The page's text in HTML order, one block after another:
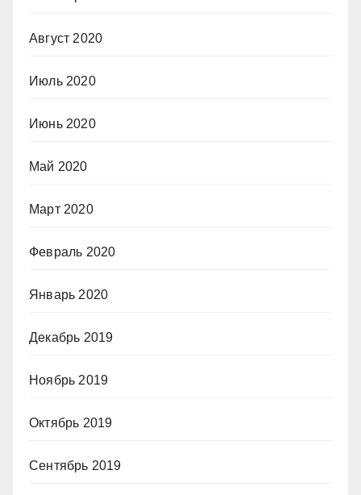
Август 2020
Июль 2020
Июнь 2020
Май 2020
Март 2020
Февраль 2020
Январь 2020
Декабрь 2019
Ноябрь 2019
Октябрь 2019
Сентябрь 2019